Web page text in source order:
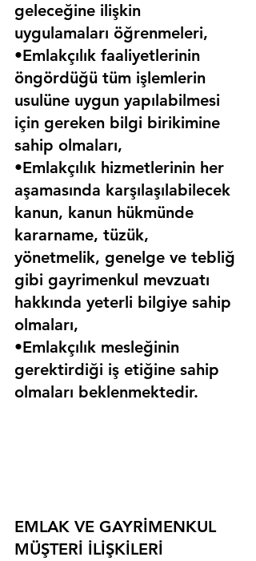
geleceğine ilişkin
uygulamaları öğrenmeleri,
•Emlakçılık faaliyetlerinin
öngördüğü tüm işlemlerin
usulüne uygun yapılabilmesi
için gereken bilgi birikimine
sahip olmaları,
•Emlakçılık hizmetlerinin her
aşamasında karşılaşılabilecek
kanun, kanun hükmünde
kararname, tüzük,
yönetmelik, genelge ve tebliğ
gibi gayrimenkul mevzuatı
hakkında yeterli bilgiye sahip
olmaları,
•Emlakçılık mesleğinin
gerektirdiği iş etiğine sahip
olmaları beklenmektedir.
EMLAK VE GAYRİMENKUL
MÜŞTERİ İLİŞKİLERİ